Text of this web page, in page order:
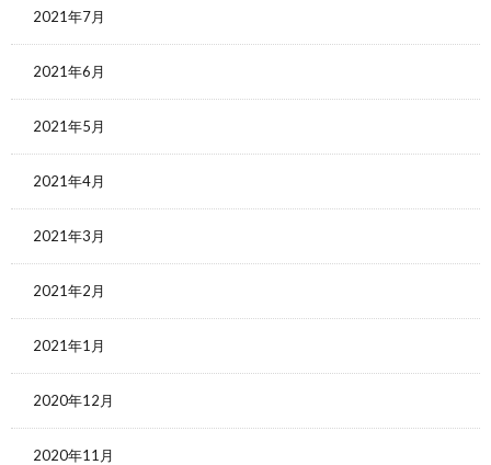
2021年7月
2021年6月
2021年5月
2021年4月
2021年3月
2021年2月
2021年1月
2020年12月
2020年11月